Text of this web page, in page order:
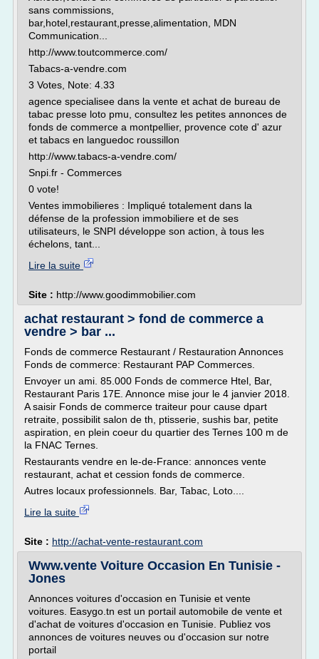
sans commissions,
bar,hotel,restaurant,presse,alimentation, MDN
Communication...
http://www.toutcommerce.com/
Tabacs-a-vendre.com
3 Votes, Note: 4.33
agence specialisee dans la vente et achat de bureau de
tabac presse loto pmu, consultez les petites annonces de
fonds de commerce a montpellier, provence cote d' azur
et tabacs en languedoc roussillon
http://www.tabacs-a-vendre.com/
Snpi.fr - Commerces
0 vote!
Ventes immobilieres : Impliqué totalement dans la
défense de la profession immobiliere et de ses
utilisateurs, le SNPI développe son action, à tous les
échelons, tant...
Lire la suite
Site : http://www.goodimmobilier.com
achat restaurant > fond de commerce a
vendre > bar ...
Fonds de commerce Restaurant / Restauration Annonces
Fonds de commerce: Restaurant PAP Commerces.
Envoyer un ami. 85.000 Fonds de commerce Htel, Bar,
Restaurant Paris 17E. Annonce mise jour le 4 janvier 2018.
A saisir Fonds de commerce traiteur pour cause dpart
retraite, possibilit salon de th, ptisserie, sushis bar, petite
aspiration, en plein coeur du quartier des Ternes 100 m de
la FNAC Ternes.
Restaurants vendre en le-de-France: annonces vente
restaurant, achat et cession fonds de commerce.
Autres locaux professionnels. Bar, Tabac, Loto....
Lire la suite
Site : http://achat-vente-restaurant.com
Www.vente Voiture Occasion En Tunisie -
Jones
Annonces voitures d'occasion en Tunisie et vente
voitures. Easygo.tn est un portail automobile de vente et
d'achat de voitures d'occasion en Tunisie. Publiez vos
annonces de voitures neuves ou d'occasion sur notre
portail